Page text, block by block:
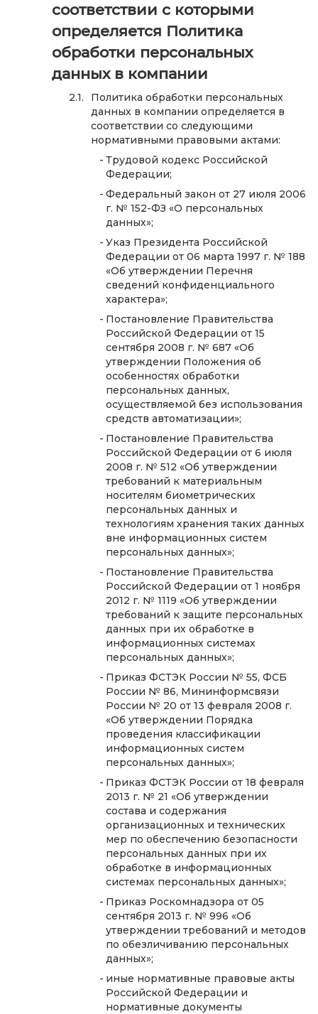
соответствии с которыми
определяется Политика
обработки персональных
данных в компании
Политика обработки персональных
данных в компании определяется в
соответствии со следующими
нормативными правовыми актами:
Трудовой кодекс Российской
Федерации;
Федеральный закон от 27 июля 2006
г. № 152-ФЗ «О персональных
данных»;
Указ Президента Российской
Федерации от 06 марта 1997 г. № 188
«Об утверждении Перечня
сведений конфиденциального
характера»;
Постановление Правительства
Российской Федерации от 15
сентября 2008 г. № 687 «Об
утверждении Положения об
особенностях обработки
персональных данных,
осуществляемой без использования
средств автоматизации»;
Постановление Правительства
Российской Федерации от 6 июля
2008 г. № 512 «Об утверждении
требований к материальным
носителям биометрических
персональных данных и
технологиям хранения таких данных
вне информационных систем
персональных данных»;
Постановление Правительства
Российской Федерации от 1 ноября
2012 г. № 1119 «Об утверждении
требований к защите персональных
данных при их обработке в
информационных системах
персональных данных»;
Приказ ФСТЭК России № 55, ФСБ
России № 86, Мининформсвязи
России № 20 от 13 февраля 2008 г.
«Об утверждении Порядка
проведения классификации
информационных систем
персональных данных»;
Приказ ФСТЭК России от 18 февраля
2013 г. № 21 «Об утверждении
состава и содержания
организационных и технических
мер по обеспечению безопасности
персональных данных при их
обработке в информационных
системах персональных данных»;
Приказ Роскомнадзора от 05
сентября 2013 г. № 996 «Об
утверждении требований и методов
по обезличиванию персональных
данных»;
иные нормативные правовые акты
Российской Федерации и
нормативные документы